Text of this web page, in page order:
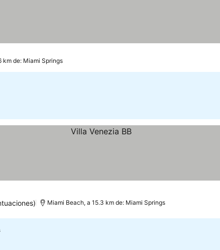
km de: Miami Springs
Miami Beach, a 15.3 km de: Miami Springs